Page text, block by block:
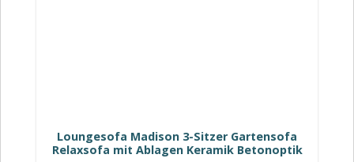
Loungesofa Madison 3-Sitzer Gartensofa
Relaxsofa mit Ablagen Keramik Betonoptik